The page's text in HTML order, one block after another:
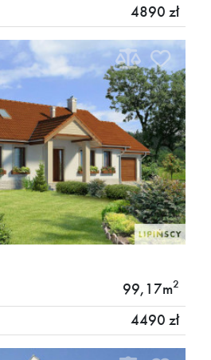
4890 zł
99,17m2
4490 zł